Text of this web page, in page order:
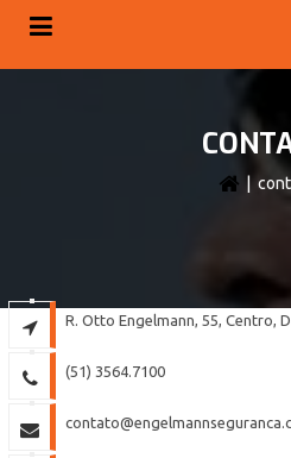
|
R. Otto Engelmann, 55, Centro,
(51) 3564.7100